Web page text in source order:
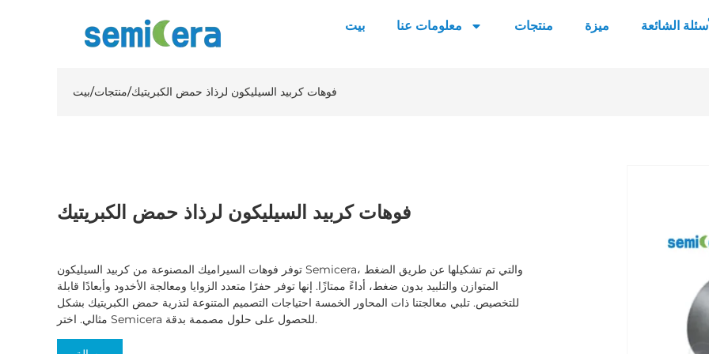
بيت معلومات عنا منتجات ميزة الشائعة
بيت/منتجات/فوهات كربيد السيليكون لرذاذ حمض الكبريتيك
فوهات كربيد السيليكون لرذاذ حمض الكبريتيك
توفر فوهات السيراميك المصنوعة من كربيد السيليكون Semicera، والتي تم تشكيلها عن طريق الضغط
المتوازن والتلبيد بدون ضغط، أداءً ممتازًا. إنها توفر حفرًا متعدد الزوايا ومعالجة الأخدود وأبعادًا قابلة
للتخصيص. تلبي معالجتنا ذات المحاور الخمسة احتياجات التصميم المتنوعة لتذرية حمض الكبريتيك بشكل
مثالي. اختر Semicera للحصول على حلول مصممة بدقة.